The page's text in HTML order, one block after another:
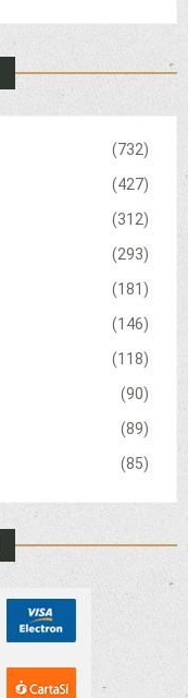
(732)
(427)
(312)
(293)
(181)
(146)
(118)
(90)
(89)
(85)